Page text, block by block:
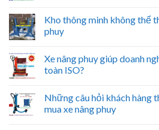
Kho thông minh không thể
phuy
Xe nâng phuy giúp doanh
toàn ISO?
Những câu hỏi khách
mua xe nâng phuy